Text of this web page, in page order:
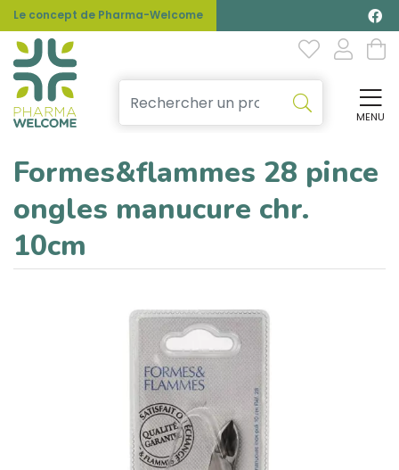
Le concept de Pharma-Welcome
MENU
Formes&flammes 28 pince
ongles manucure chr.
10cm